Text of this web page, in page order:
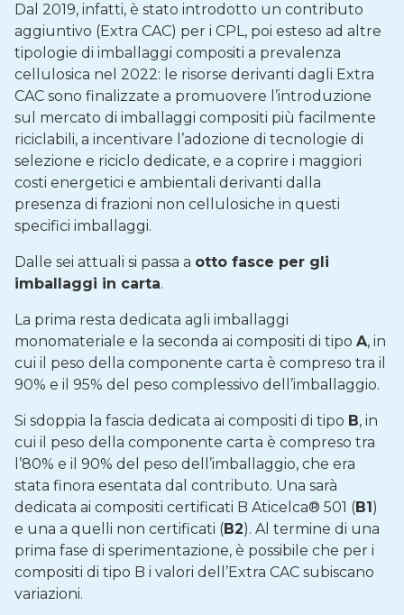
Dal 2019, infatti, è stato introdotto un contributo
aggiuntivo (Extra CAC) per i CPL, poi esteso ad altre
tipologie di imballaggi compositi a prevalenza
cellulosica nel 2022: le risorse derivanti dagli Extra
CAC sono finalizzate a promuovere l’introduzione
sul mercato di imballaggi compositi più facilmente
riciclabili, a incentivare l’adozione di tecnologie di
selezione e riciclo dedicate, e a coprire i maggiori
costi energetici e ambientali derivanti dalla
presenza di frazioni non cellulosiche in questi
specifici imballaggi.
Dalle sei attuali si passa a otto fasce per gli
imballaggi in carta.
La prima resta dedicata agli imballaggi
monomateriale e la seconda ai compositi di tipo A, in
cui il peso della componente carta è compreso tra il
90% e il 95% del peso complessivo dell’imballaggio.
Si sdoppia la fascia dedicata ai compositi di tipo B, in
cui il peso della componente carta è compreso tra
l’80% e il 90% del peso dell’imballaggio, che era
stata finora esentata dal contributo. Una sarà
dedicata ai compositi certificati B Aticelca® 501 (B1)
e una a quelli non certificati (B2). Al termine di una
prima fase di sperimentazione, è possibile che per i
compositi di tipo B i valori dell’Extra CAC subiscano
variazioni.